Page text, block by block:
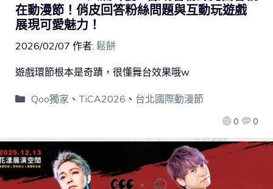
在動漫節！俏皮回答粉絲問題與互動玩遊戲
展現可愛魅力！
2026/02/07 作者: 鬆餅
0 0
遊戲環節根本是奇蹟，很懂舞台效果哦w
Qoo獨家 、 TiCA2026 、 台北國際動漫節